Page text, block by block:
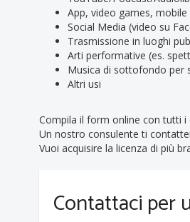
App, video games, mobile
Social Media (video su
Trasmissione in luoghi
Arti performative (es.
Musica di sottofondo per
Altri usi
Compila il form online con tutti
Un nostro consulente ti
Vuoi acquisire la licenza di più
Contattaci per